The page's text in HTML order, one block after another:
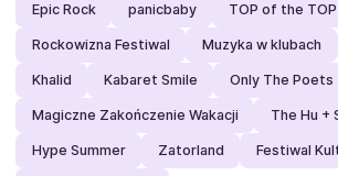
Epic Rock panicbaby TOP of the TOP
Rockowizna Festiwal Muzyka w klubach
Khalid Kabaret Smile Only The Poets
Magiczne Zakończenie Wakacji The Hu +
Hype Summer Zatorland Festiwal